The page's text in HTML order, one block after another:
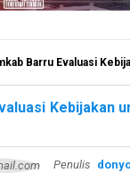
Barru Evaluasi
Kebijakan
Penulis